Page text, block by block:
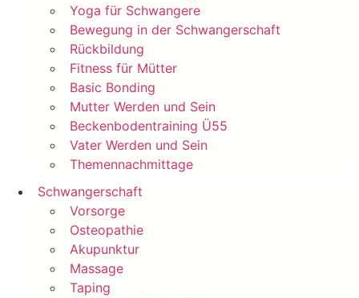
Yoga für Schwangere
Bewegung in der Schwangerschaft
Rückbildung
Fitness für Mütter
Basic Bonding
Mutter Werden und Sein
Beckenbodentraining Ü55
Vater Werden und Sein
Themennachmittage
Schwangerschaft
Vorsorge
Osteopathie
Akupunktur
Massage
Taping